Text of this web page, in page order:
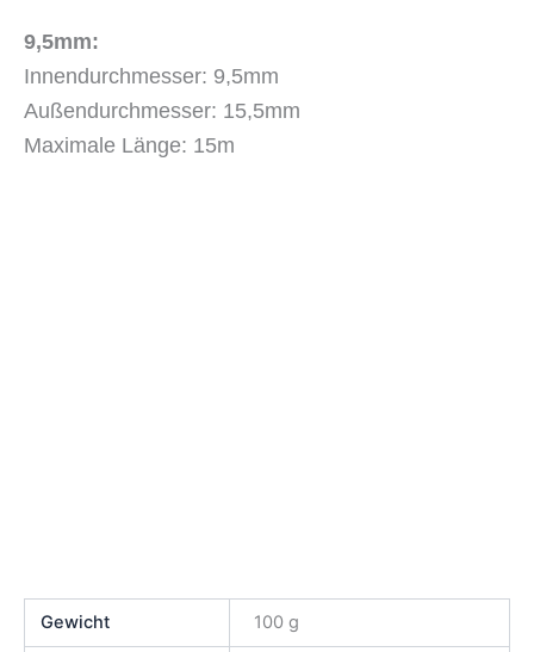
9,5mm:
Innendurchmesser: 9,5mm
Außendurchmesser: 15,5mm
Maximale Länge: 15m
Gewicht 100 g